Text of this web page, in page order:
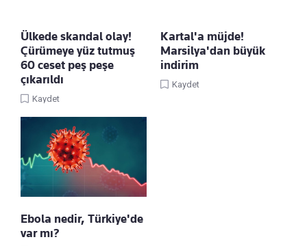
Ülkede skandal olay!
Çürümeye yüz tutmuş
60 ceset peş peşe
çıkarıldı
Kaydet
Kartal'a müjde!
Marsilya'dan büyük
indirim
Kaydet
Ebola nedir, Türkiye'de
var mı?